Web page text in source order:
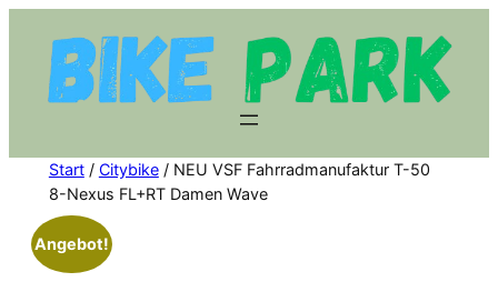
Inhalt
springen
Start/ Citybike/ NEU VSF Fahrradmanufaktur T-50
8-Nexus FL+RT Damen Wave
Angebot!